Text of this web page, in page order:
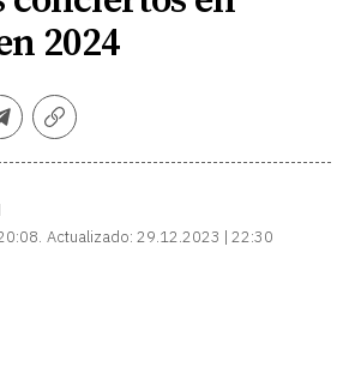
2024
TelegramCopiar
Actualizado: 29.12.2023 | 22:30